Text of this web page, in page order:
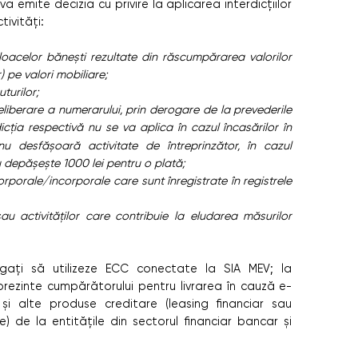
emite decizia cu privire la aplicarea interdicțiilor
bănești rezultate din răscumpărarea valorilor
pe valori mobiliare;
a numerarului, prin derogare de la prevederile
respectivă nu se va aplica în cazul încasărilor în
desfășoară activitate de întreprinzător, în cazul
1000 lei pentru o plată;
incorporale care sunt înregistrate în registrele
activităților care contribuie la eludarea măsurilor
să utilizeze ECC conectate la SIA MEV; la
cumpărătorului pentru livrarea în cauză e-
produse creditare (leasing financiar sau
de la entitățile din sectorul financiar bancar și